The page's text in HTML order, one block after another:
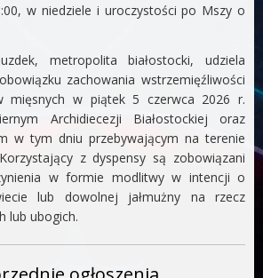
w niedziele i uroczystości po Mszy o
metropolita białostocki, udziela
zachowania wstrzemięźliwości
mięsnych w piątek 5 czerwca 2026 r.
Archidiecezji Białostockiej oraz
w tym dniu przebywającym na terenie
z dyspensy są zobowiązani
w formie modlitwy w intencji o
lub dowolnej jałmużny na rzecz
lub ubogich.